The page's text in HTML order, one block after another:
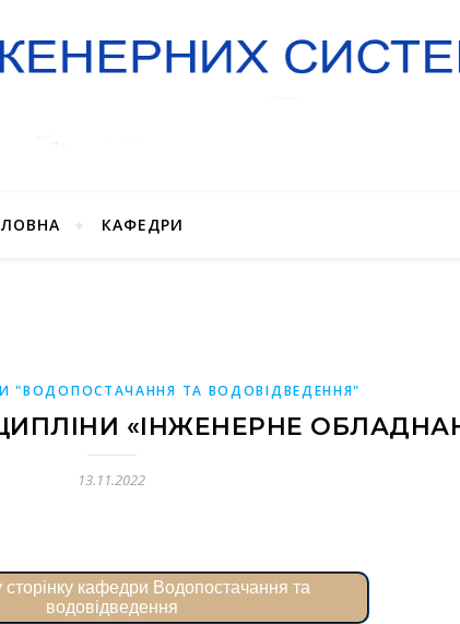
КАФЕДРИ
"ВОДОПОСТАЧАННЯ ТА ВОДОВІДВЕДЕННЯ"
«ІНЖЕНЕРНЕ
13.11.2022
сторінку кафедри Водопостачання та
водовідведення